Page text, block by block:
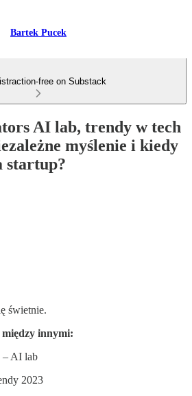
Bartek Pucek
free on Substack
AI lab, trendy w tech
myślenie i kiedy
startup?
świetnie.
innymi:
– AI lab
2023